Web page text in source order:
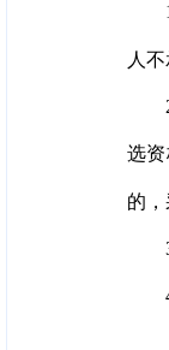
人
选
的